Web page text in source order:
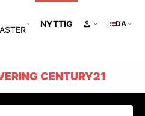
NYTTIG DA
CENTURY21